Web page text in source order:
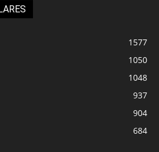
1577
1050
1048
937
904
684